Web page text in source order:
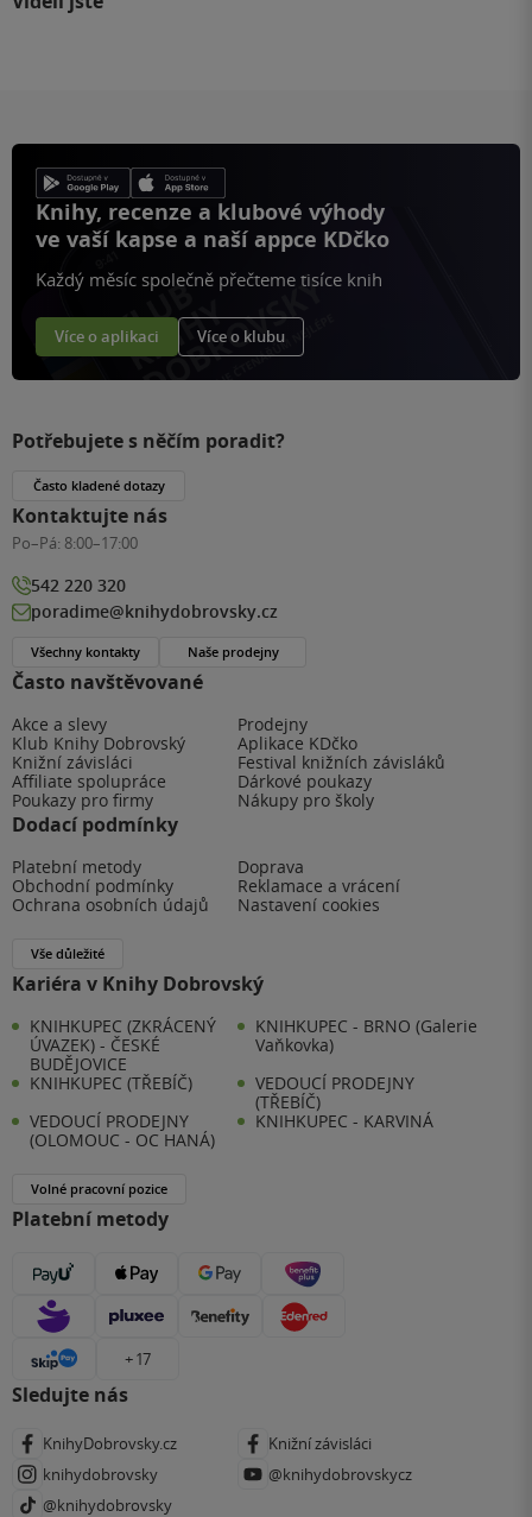
Knihy, recenze a klubové výhody
ve vaší kapse a naší appce KDčko
Každý měsíc společně přečteme tisíce knih
Více o aplikaci Více o klubu
Často navštěvované
Akce a slevy
Prodejny
Klub Knihy Dobrovský
Aplikace KDčko
Knižní závisláci
Festival knižních závisláků
Affiliate spolupráce
Dárkové poukazy
Poukazy pro firmy
Nákupy pro školy
Dodací podmínky
Platební metody
Doprava
Obchodní podmínky
Reklamace a vrácení
Ochrana osobních údajů
Nastavení cookies
Vše důležité
Kariéra v Knihy Dobrovský
KNIHKUPEC (ZKRÁCENÝ
ÚVAZEK) - ČESKÉ
BUDĚJOVICE
KNIHKUPEC - BRNO (Galerie
Vaňkovka)
KNIHKUPEC (TŘEBÍČ)
VEDOUCÍ PRODEJNY
(TŘEBÍČ)
VEDOUCÍ PRODEJNY
(OLOMOUC - OC HANÁ)
KNIHKUPEC - KARVINÁ
Volné pracovní pozice
Platební metody
+ 17
Sledujte nás
KnihyDobrovsky.cz
Knižní závisláci
knihydobrovsky
@knihydobrovskycz
@knihydobrovsky
Potřebujete s něčím poradit?
Často kladené dotazy
Kontaktujte nás
Po–Pá: 8:00–17:00
542 220 320
poradime@knihydobrovsky.cz
Všechny kontakty Naše prodejny